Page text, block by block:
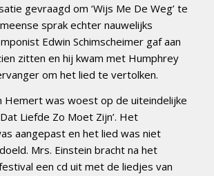
gevraagd om ‘Wijs Me De Weg’ te
sprak echter nauwelijks
Edwin Schimscheimer gaf aan
zitten en hij kwam met Humphrey
om het lied te vertolken.
Hemert was woest op de uiteindelijke
Liefde Zo Moet Zijn’. Het
aangepast en het lied was niet
Mrs. Einstein bracht na het
een cd uit met de liedjes van